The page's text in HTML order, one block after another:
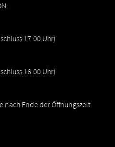
17.00 Uhr)
16.00 Uhr)
nach Ende der Öffnungszeit